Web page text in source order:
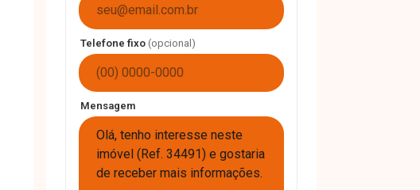
Telefone fixo (opcional)
Mensagem